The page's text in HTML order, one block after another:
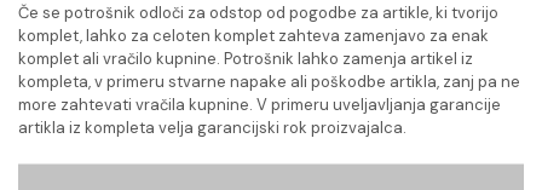
Če se potrošnik odloči za odstop od pogodbe za artikle, ki tvorijo
komplet, lahko za celoten komplet zahteva zamenjavo za enak
komplet ali vračilo kupnine. Potrošnik lahko zamenja artikel iz
kompleta, v primeru stvarne napake ali poškodbe artikla, zanj pa ne
more zahtevati vračila kupnine. V primeru uveljavljanja garancije
artikla iz kompleta velja garancijski rok proizvajalca.